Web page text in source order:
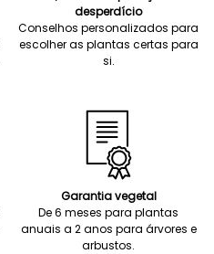
desperdício
Conselhos personalizados para
escolher as plantas certas para
si.
Garantia vegetal
De 6 meses para plantas
anuais a 2 anos para árvores e
arbustos.